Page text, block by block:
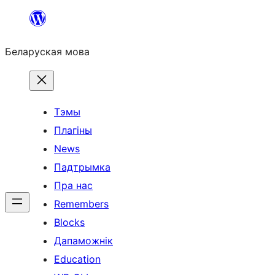
Перайсці
змесціва
Беларуская мова
Тэмы
Плагіны
News
Падтрымка
Пра нас
Remembers
Blocks
Дапаможнік
Education